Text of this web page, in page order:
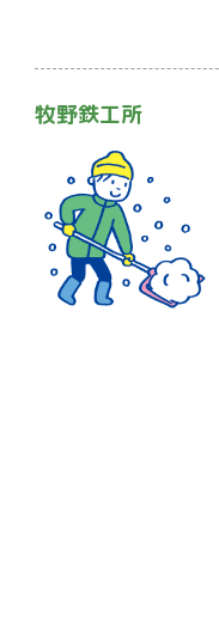
牧野鉄工所